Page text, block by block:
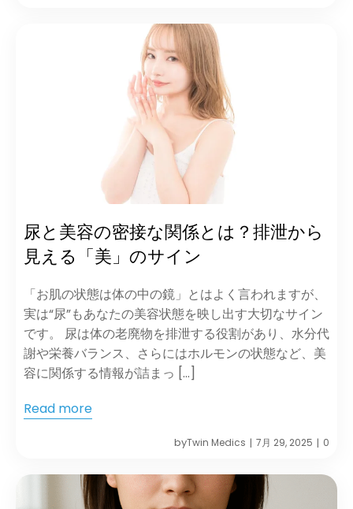
尿と美容の密接な関係とは？排泄から
見える「美」のサイン
「お肌の状態は体の中の鏡」とはよく言われますが、
実は“尿”もあなたの美容状態を映し出す大切なサイン
です。 尿は体の老廃物を排泄する役割があり、水分代
謝や栄養バランス、さらにはホルモンの状態など、美
容に関係する情報が詰まっ […]
Read more
byTwin Medics | 7月 29, 2025 | 0